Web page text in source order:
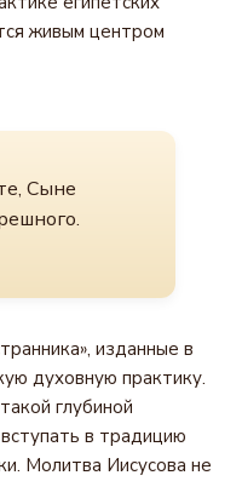
живым центром
Сыне
изданные в
духовную практику.
глубиной
в традицию
Молитва Иисусова не